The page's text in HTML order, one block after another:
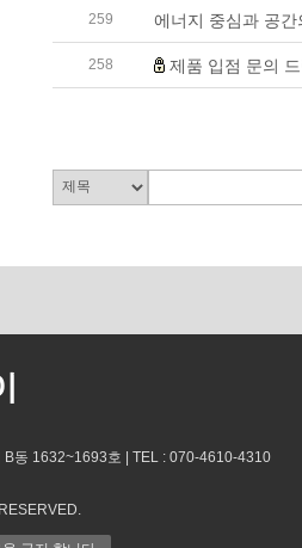
259 에너지 중심과 공간
258 제품 입점 문의
B동 1632~1693호 | TEL : 070-4610-4310